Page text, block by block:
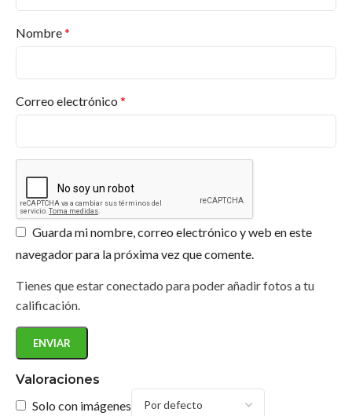
Valoraciones
Solo con imágenes
Nombre*
Correo electrónico *
Guarda mi nombre, correo electrónico y web en este
navegador para la próxima vez que comente.
Tienes que estar conectado para poder añadir fotos a tu
calificación.